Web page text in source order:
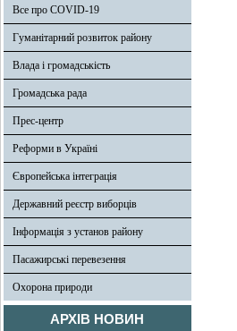
Все про COVID-19
Гуманітарний розвиток району
Влада і громадськість
Громадська рада
Прес-центр
Реформи в Україні
Європейська інтеграція
Державний реєстр виборців
Інформація з установ району
Пасажирські перевезення
Охорона природи
АРХІВ НОВИН